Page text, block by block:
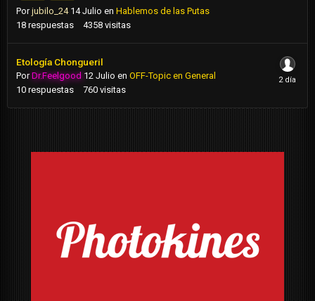
Porjubilo_24 14 Julio en Hablemos de las Putas
18 respuestas 4358 visitas
Etología Chongueril
PorDr.Feelgood 12 Julio en OFF-Topic en General
10 respuestas 760 visitas